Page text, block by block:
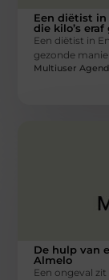
Een diëtist in
die kilo’s eraf
Een diëtist in
gezonde
Multiuser
De hulp van
Almelo
Een ongeval